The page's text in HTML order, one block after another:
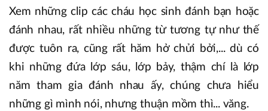
Xem những clip các cháu học sinh đánh bạn hoặc
đánh nhau, rất nhiều những từ tương tự như thế
được tuôn ra, cũng rất hăm hở chửi bởi,... dù có
khi những đứa lớp sáu, lớp bảy, thậm chí là lớp
năm tham gia đánh nhau ấy, chúng chưa hiểu
những gì mình nói, nhưng thuận mồm thì... văng.